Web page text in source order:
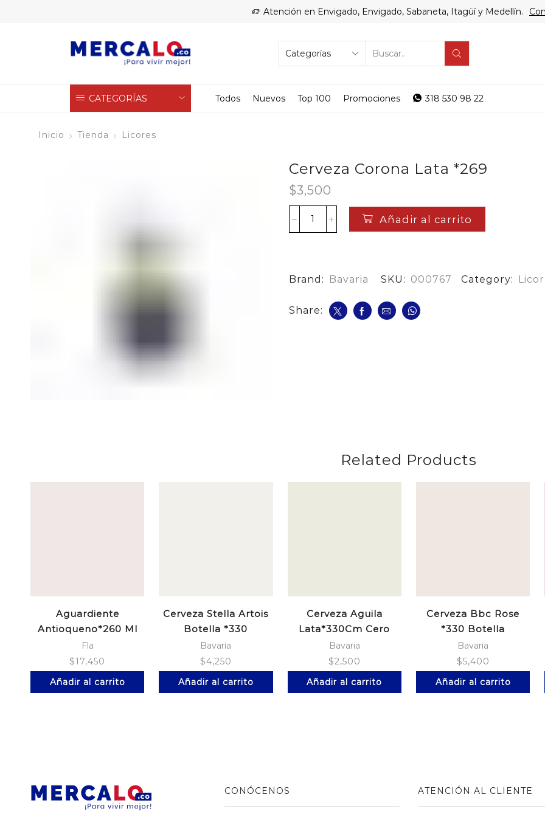
Atención en Envigado, Envigado, Sabaneta, Itagüí y Medellín.
SEARCH
CATEGORÍAS Todos Nuevos Top 100 Promociones 318 530 98 22
Inicio Tienda Licores
Cerveza Corona Lata *269
$3,500
Cerveza
Corona
cantidad
Añadir al carrito
Brand: Bavaria SKU: 000767 Category:
Share:
Related Products
Aguardiente
Antioqueno*260 Ml
Tetrapack
Fla
$17,450
Añadir al carrito
Cerveza Stella Artois
Botella *330
Bavaria
$4,250
Añadir al carrito
Cerveza Aguila
Lata*330Cm Cero
Bavaria
$2,500
Añadir al carrito
Cerveza Bbc Rose
*330 Botella
Bavaria
$5,400
Añadir al carrito
CONÓCENOS ATENCIÓN AL CLIENTE